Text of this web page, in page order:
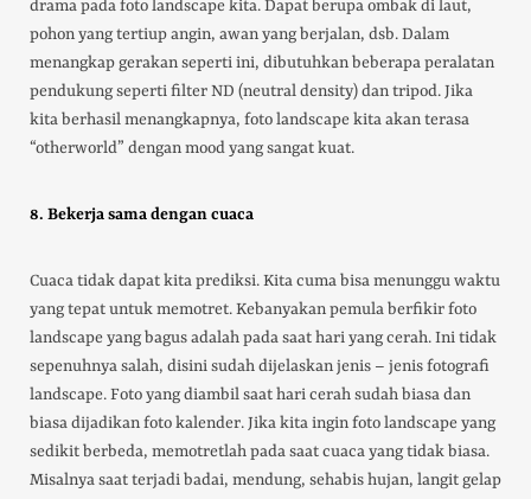
drama pada foto landscape kita. Dapat berupa ombak di laut,
pohon yang tertiup angin, awan yang berjalan, dsb. Dalam
menangkap gerakan seperti ini, dibutuhkan beberapa peralatan
pendukung seperti filter ND (neutral density) dan tripod. Jika
kita berhasil menangkapnya, foto landscape kita akan terasa
“otherworld” dengan mood yang sangat kuat.
8. Bekerja sama dengan cuaca
Cuaca tidak dapat kita prediksi. Kita cuma bisa menunggu waktu
yang tepat untuk memotret. Kebanyakan pemula berfikir foto
landscape yang bagus adalah pada saat hari yang cerah. Ini tidak
sepenuhnya salah, disini sudah dijelaskan jenis – jenis fotografi
landscape. Foto yang diambil saat hari cerah sudah biasa dan
biasa dijadikan foto kalender. Jika kita ingin foto landscape yang
sedikit berbeda, memotretlah pada saat cuaca yang tidak biasa.
Misalnya saat terjadi badai, mendung, sehabis hujan, langit gelap